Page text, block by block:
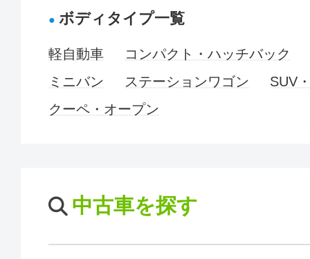
ボディタイプ一覧
軽自動車
コンパクト・ハッチバック
ミニバン
ステーションワゴン
SUV
クーペ・オープン
中古車を探す